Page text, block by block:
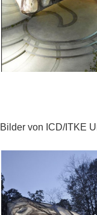
Bilder von ICD/ITKE